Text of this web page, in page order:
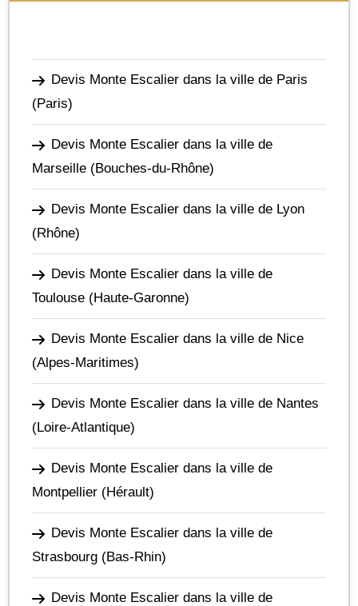
Devis Monte Escalier dans la ville de Paris
(Paris)
Devis Monte Escalier dans la ville de
Marseille (Bouches-du-Rhône)
Devis Monte Escalier dans la ville de Lyon
(Rhône)
Devis Monte Escalier dans la ville de
Toulouse (Haute-Garonne)
Devis Monte Escalier dans la ville de Nice
(Alpes-Maritimes)
Devis Monte Escalier dans la ville de Nantes
(Loire-Atlantique)
Devis Monte Escalier dans la ville de
Montpellier (Hérault)
Devis Monte Escalier dans la ville de
Strasbourg (Bas-Rhin)
Devis Monte Escalier dans la ville de